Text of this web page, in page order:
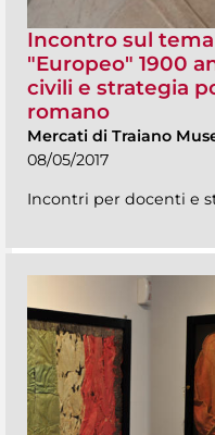
Incontro sul
"Europeo" 1900
civili e strategia
romano
Mercati di Traiano
08/05/2017
Incontri per docenti e